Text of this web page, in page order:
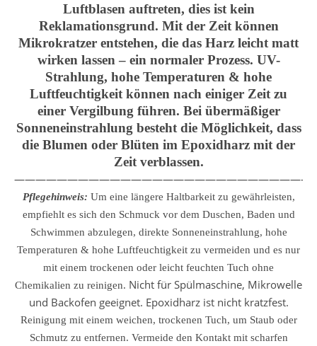
Luftblasen auftreten, dies ist kein
Reklamationsgrund. Mit der Zeit können
Mikrokratzer entstehen, die das Harz leicht matt
wirken lassen – ein normaler Prozess. UV-
Strahlung, hohe Temperaturen & hohe
Luftfeuchtigkeit können nach einiger Zeit zu
einer Vergilbung führen. Bei übermäßiger
Sonneneinstrahlung besteht die Möglichkeit, dass
die Blumen oder Blüten im Epoxidharz mit der
Zeit verblassen.
Pflegehinweis: Um eine längere Haltbarkeit zu gewährleisten,
empfiehlt es sich den Schmuck vor dem Duschen, Baden und
Schwimmen abzulegen, direkte Sonneneinstrahlung, hohe
Temperaturen & hohe Luftfeuchtigkeit zu vermeiden und es nur
mit einem trockenen oder leicht feuchten Tuch ohne
Chemikalien zu reinigen. Nicht für Spülmaschine, Mikrowelle
und Backofen geeignet. Epoxidharz ist nicht kratzfest.
Reinigung mit einem weichen, trockenen Tuch, um Staub oder
Schmutz zu entfernen. Vermeide den Kontakt mit scharfen